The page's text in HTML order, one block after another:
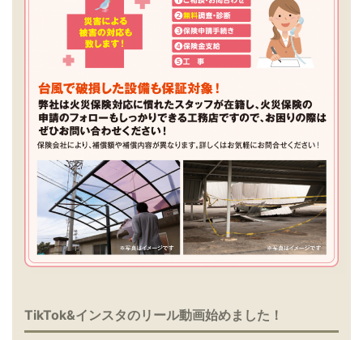
TikTok&インスタのリール動画始めました！